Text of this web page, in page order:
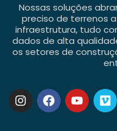
Nossas soluções
preciso de terrenos
infraestrutura, tudo
dados de alta
os setores de